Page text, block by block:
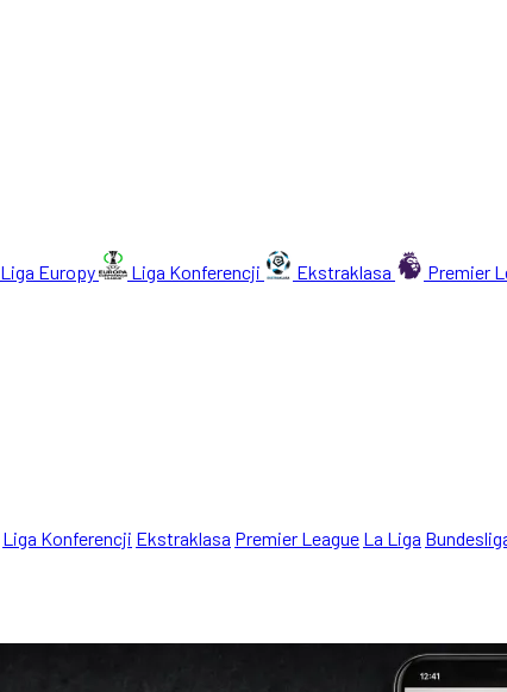
Liga Europy Liga Konferencji Ekstraklasa Premier
Liga Konferencji Ekstraklasa Premier League La Liga